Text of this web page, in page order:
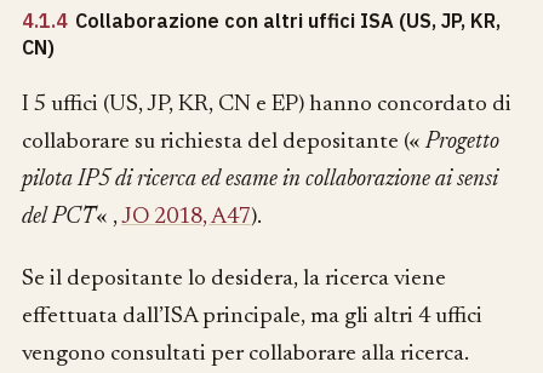
4.1.4 Collaborazione con altri uffici ISA (US, JP, KR,
CN)
I 5 uffici (US, JP, KR, CN e EP) hanno concordato di
collaborare su richiesta del depositante («Progetto
pilota IP5 di ricerca ed esame in collaborazione ai sensi
del PCT« ,JO 2018, A47).
Se il depositante lo desidera, la ricerca viene
effettuata dall’ISA principale, ma gli altri 4 uffici
vengono consultati per collaborare alla ricerca.